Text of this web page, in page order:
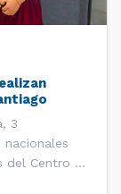
3
nacionales
Centro de